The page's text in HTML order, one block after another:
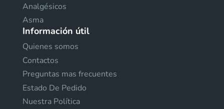
Analgésicos
Asma
Información útil
Quienes somos
Contactos
Preguntas mas frecuentes
Estado De Pedido
Nuestra Política